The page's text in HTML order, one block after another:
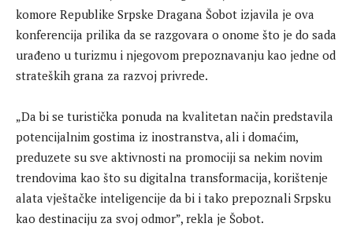
komore Republike Srpske Dragana Šobot izjavila je ova
konferencija prilika da se razgovara o onome što je do sada
urađeno u turizmu i njegovom prepoznavanju kao jedne od
strateških grana za razvoj privrede.
„Da bi se turistička ponuda na kvalitetan način predstavila
potencijalnim gostima iz inostranstva, ali i domaćim,
preduzete su sve aktivnosti na promociji sa nekim novim
trendovima kao što su digitalna transformacija, korištenje
alata vještačke inteligencije da bi i tako prepoznali Srpsku
kao destinaciju za svoj odmor”, rekla je Šobot.